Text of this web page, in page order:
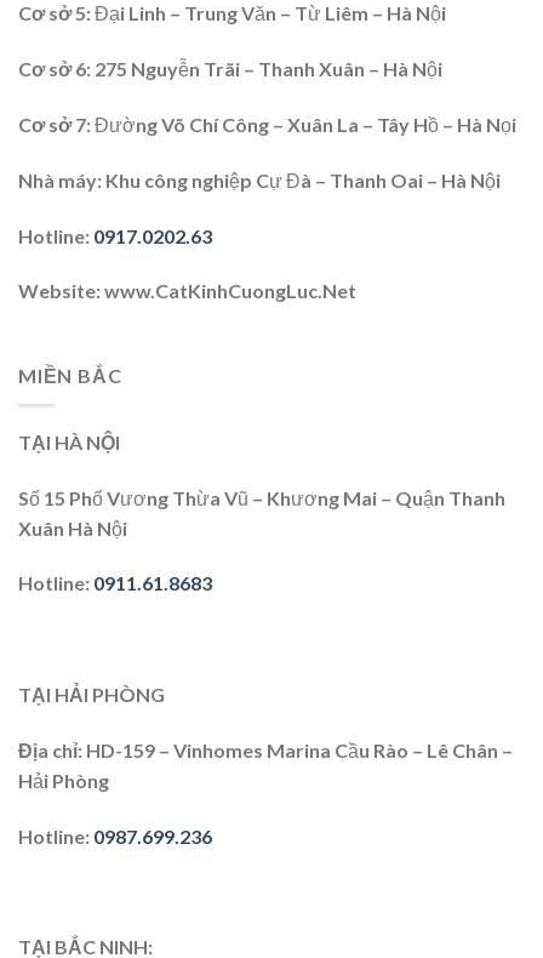
Cơ sở 5:Đại Linh – Trung Văn – Từ Liêm – Hà Nội
Cơ sở 6: 275 Nguyễn Trãi – Thanh Xuân – Hà Nội
Cơ sở 7: Đường Võ Chí Công – Xuân La – Tây Hồ – Hà Nọi
Nhà máy: Khu công nghiệp Cự Đà – Thanh Oai – Hà Nội
Hotline: 0917.0202.63
Website: www.CatKinhCuongLuc.Net
MIỀN BẮC
TẠI HÀ NỘI
Số 15 Phố Vương Thừa Vũ – Khương Mai – Quận Thanh
Xuân Hà Nội
Hotline: 0911.61.8683
TẠI HẢI PHÒNG
Địa chỉ: HD-159 – Vinhomes Marina Cầu Rào – Lê Chân –
Hải Phòng
Hotline: 0987.699.236
TẠI BẮC NINH: